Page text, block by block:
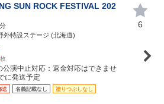
SUN ROCK FESTIVAL 202
外特設ステージ (北海道)
枚
演中止対応：返金対応はできませ
に発送予定
送 名義記載なし
塗りつぶしなし
6